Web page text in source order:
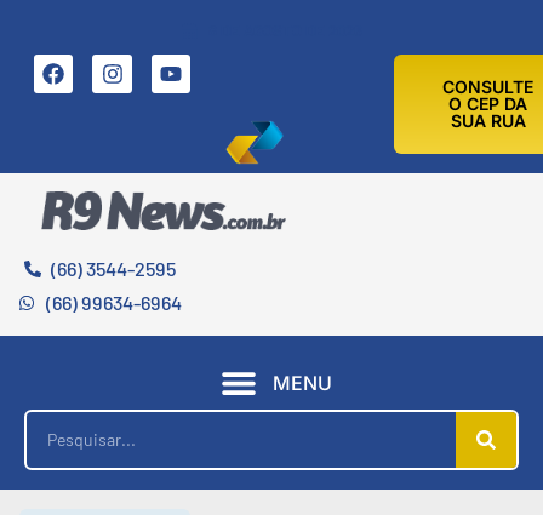
CONSULTE
O CEP DA
SUA RUA
(66) 3544-2595
(66) 99634-6964
MENU